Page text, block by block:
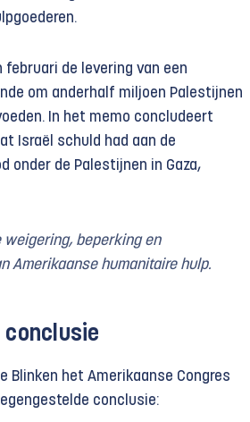
februari de levering van een
om anderhalf miljoen Palestijnen
In het memo concludeert
Israël schuld had aan de
onder de Palestijnen in Gaza,
beperking en
Amerikaanse humanitaire hulp.
conclusie
Blinken het Amerikaanse Congres
conclusie: